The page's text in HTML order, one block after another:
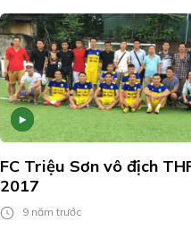
FC Triệu Sơn vô địch
2017
9 năm trước